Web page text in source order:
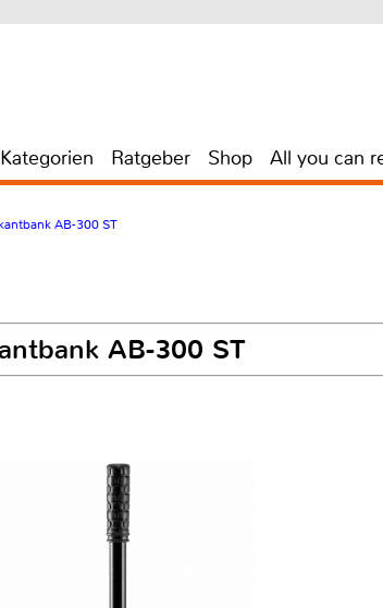
Kategorien Ratgeber Shop All you can
AB-300 ST
AB-300 ST